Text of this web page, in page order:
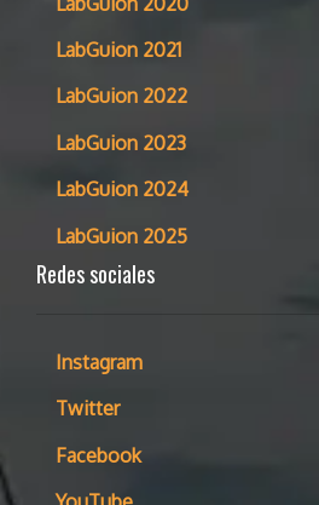
LabGuion 2021
LabGuion 2022
LabGuion 2023
LabGuion 2024
LabGuion 2025
Redes sociales
Instagram
Twitter
Facebook